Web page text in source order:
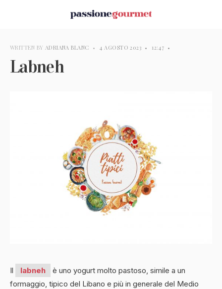
WRITTEN BY ADRIANA BLANC • 4 AGOSTO 2023 • 12:47 •
Labneh
Il labneh
è uno yogurt molto pastoso, simile a un
formaggio, tipico del Libano e più in generale del Medio